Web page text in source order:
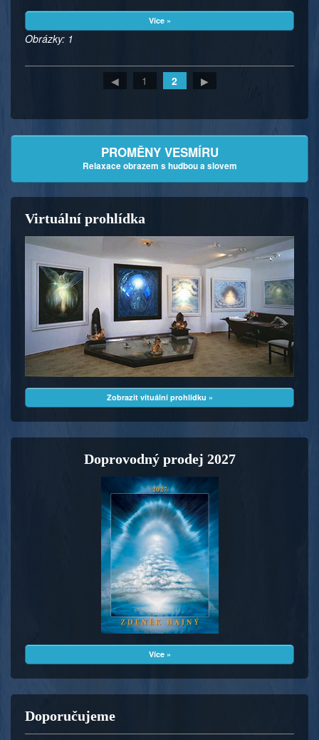
Více »
Obrázky: 1
◀ 1 2 ▶
PROMĚNY VESMÍRU
Relaxace obrazem s hudbou a slovem
Virtuální prohlídka
Zobrazit vituální prohlídku »
Doprovodný prodej 2027
Více »
Doporučujeme